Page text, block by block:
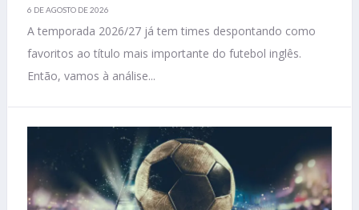
6 DE AGOSTO DE 2026
A temporada 2026/27 já tem times despontando como
favoritos ao título mais importante do futebol inglês.
Então, vamos à análise...